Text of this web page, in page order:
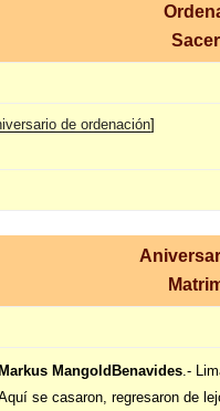
de ordenación]
MangoldBenavides.-
se casaron, regresaron de